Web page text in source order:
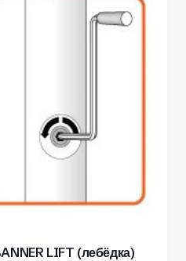
LIFT (лебёдка)